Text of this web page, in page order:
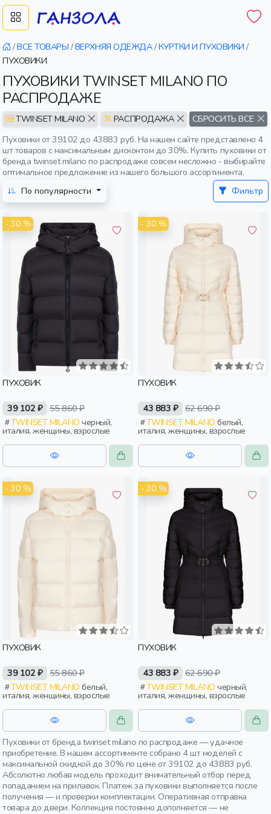
/ВСЕ ТОВАРЫ /ВЕРХНЯЯ ОДЕЖДА/КУРТКИ И ПУХОВИКИ /
ПУХОВИКИ
ПУХОВИКИ TWINSET MILANO ПО
РАСПРОДАЖЕ
TWINSET MILANO РАСПРОДАЖА
СБРОСИТЬ ВСЕ
Пуховики от 39102 до 43883 руб. На нашем сайте представлено 4
шт товаров с максимальным дисконтом до 30%. Купить пуховики от
бренда twinset milano по распродаже совсем несложно - выбирайте
оптимальное предложение из нашего большого ассортимента.
По популярности
Фильтр
- 30 %
ПУХОВИК
39 102 ₽ 55 860 ₽
TWINSET MILANO черный,
италия, женщины, взрослые
- 30 %
ПУХОВИК
43 883 ₽ 62 690 ₽
TWINSET MILANO белый,
италия, женщины, взрослые
- 30 %
ПУХОВИК
39 102 ₽ 55 860 ₽
TWINSET MILANO белый,
италия, женщины, взрослые
- 30 %
ПУХОВИК
43 883 ₽ 62 690 ₽
TWINSET MILANO черный,
италия, женщины, взрослые
Пуховики от бренда twinset milano по распродаже — удачное
приобретение. В нашем ассортименте собрано 4 шт моделей с
максимальной скидкой до 30% по цене от 39102 до 43883 руб.
Абсолютно любая модель проходит внимательный отбор перед
попаданием на прилавок. Платеж за пуховики выполняется после
получения — и проверки комплектации. Оперативная отправка
товара до двери. Коллекция постоянно дополняется — не